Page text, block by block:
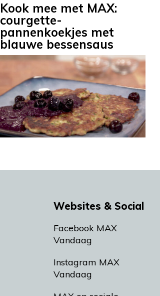
Kook mee met MAX:
courgette-
pannenkoekjes met
blauwe bessensaus
Websites & Social
Facebook MAX
Vandaag
Instagram MAX
Vandaag